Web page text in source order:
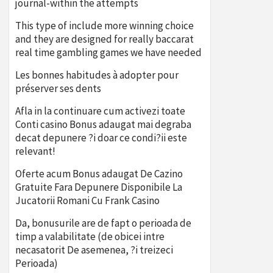
journal-within the attempts
This type of include more winning choice
and they are designed for really baccarat
real time gambling games we have needed
Les bonnes habitudes à adopter pour
préserver ses dents
Afla in la continuare cum activezi toate
Conti casino Bonus adaugat mai degraba
decat depunere ?i doar ce condi?ii este
relevant!
Oferte acum Bonus adaugat De Cazino
Gratuite Fara Depunere Disponibile La
Jucatorii Romani Cu Frank Casino
Da, bonusurile are de fapt o perioada de
timp a valabilitate (de obicei intre
necasatorit De asemenea, ?i treizeci
Perioada)